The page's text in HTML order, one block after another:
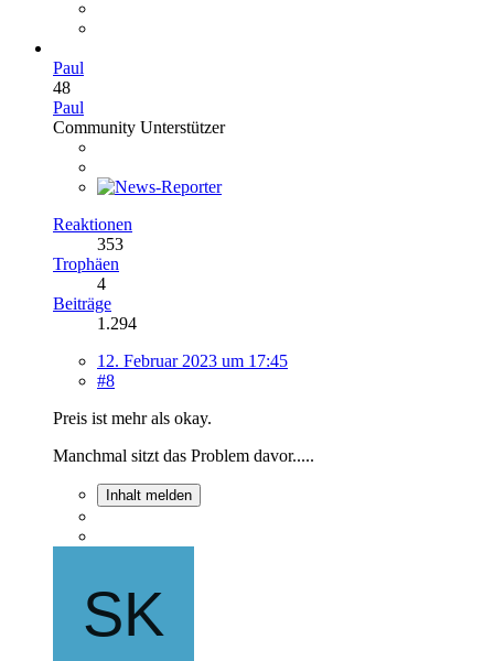
Paul
48
Paul
Community Unterstützer
Reaktionen
353
Trophäen
4
Beiträge
1.294
12. Februar 2023 um 17:45
#8
Preis ist mehr als okay.
Manchmal sitzt das Problem davor.....
Inhalt melden